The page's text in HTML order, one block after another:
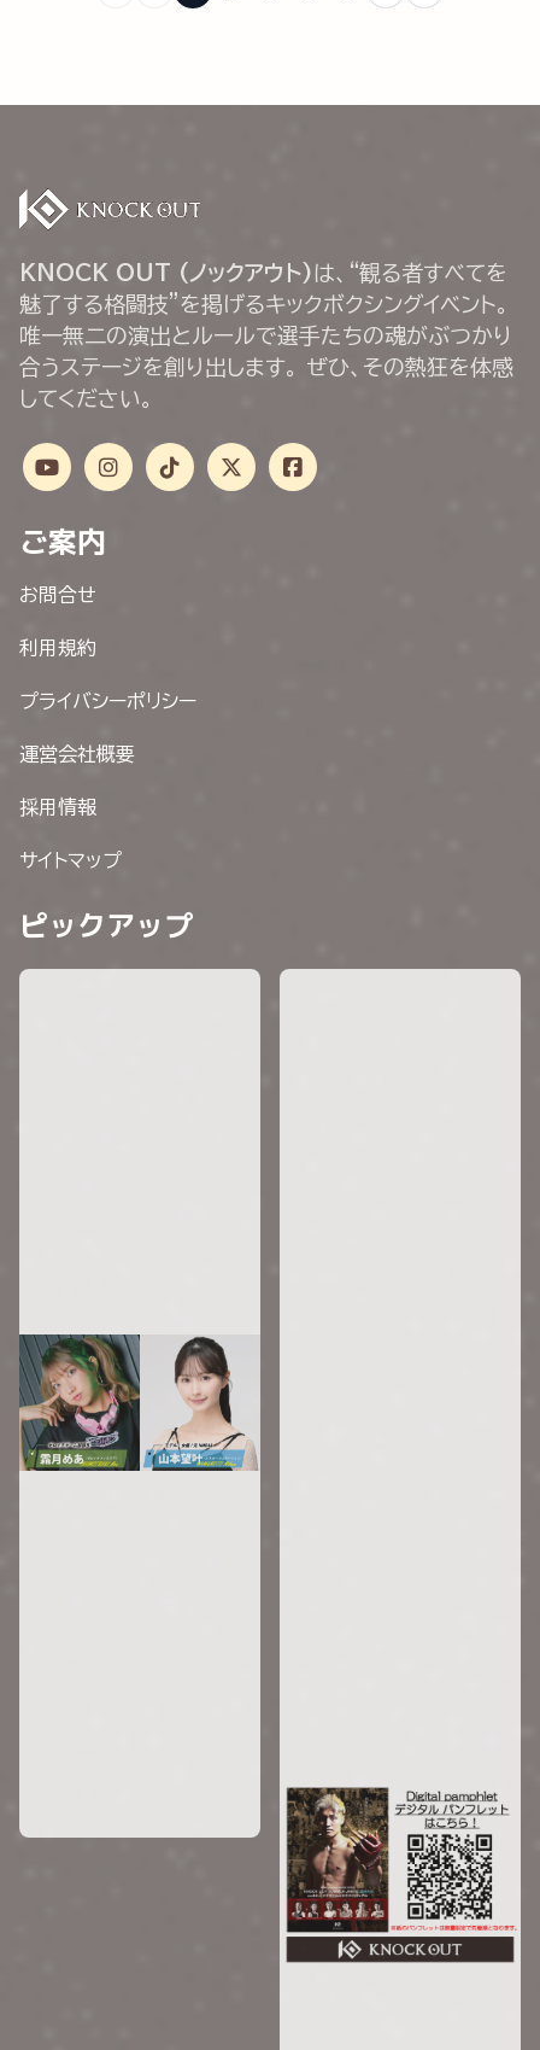
KNOCK OUT (ノックアウト) は、“観る者すべてを
魅了する格闘技”を掲げるキックボクシングイベント。
唯一無二の演出とルールで選手たちの魂がぶつかり
合うステージを創り出します。 ぜひ、その熱狂を体感
してください。
ご案内
お問合せ
利用規約
プライバシーポリシー
運営会社概要
採用情報
サイトマップ
ピックアップ